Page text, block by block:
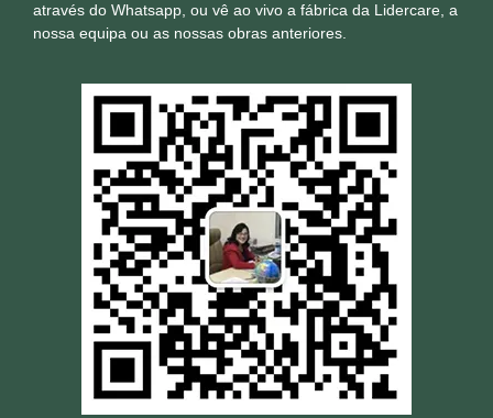
através do Whatsapp, ou vê ao vivo a fábrica da Lidercare, a
nossa equipa ou as nossas obras anteriores.